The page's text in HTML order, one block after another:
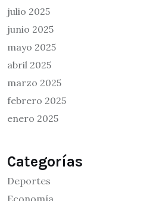
julio 2025
junio 2025
mayo 2025
abril 2025
marzo 2025
febrero 2025
enero 2025
Categorías
Deportes
Economía